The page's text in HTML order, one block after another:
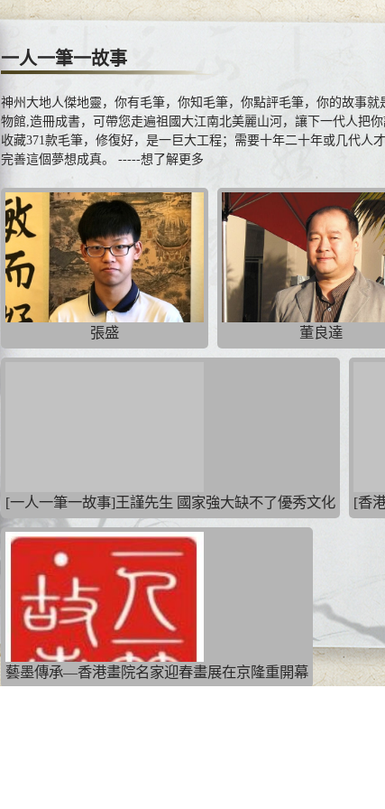
一人一筆一故事
神州大地人傑地靈，你有毛筆，你知毛筆，你點評毛筆，你的故事
物館,造冊成書，可帶您走遍祖國大江南北美麗山河，讓下一代人把你
收藏371款毛筆，修復好，是一巨大工程；需要十年二十年或几代人
完善這個夢想成真。 -----想了解更多
張盛 董良達
[一人一筆一故事]王謹先生 國家強大缺不了優秀文化 [香
藝墨傳承—香港畫院名家迎春畫展在京隆重開幕